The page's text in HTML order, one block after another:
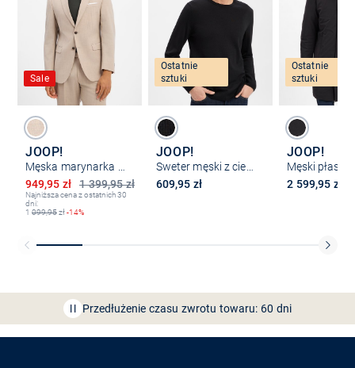
Sale
JOOP!
Męska marynarka garniturowa z zawartością wełny - Finch-STR12
1 399,95 zł
Obniżona cena
949,95 zł
Najniższa cena z ostatnich 30
dni:
1 099,95zł-14%
Ostatnie
sztuki
JOOP!
Sweter męski z cienkiej dzianiny - Denny
609,95 zł
Ostatnie
sztuki
JOOP!
2 599,95 zł
Przedłużenie czasu zwrotu towaru: 60 dni
Odkryj aplikację VANGRAAF